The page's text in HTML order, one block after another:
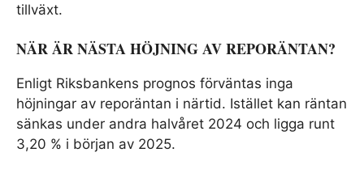
tillväxt.
NÄR ÄR NÄSTA HÖJNING AV REPORÄNTAN?
Enligt Riksbankens prognos förväntas inga
höjningar av reporäntan i närtid. Istället kan räntan
sänkas under andra halvåret 2024 och ligga runt
3,20 % i början av 2025.